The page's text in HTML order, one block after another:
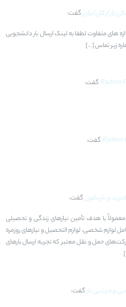
بار از کل ایرانگفت:
های متفاوت لطفا به لینک ارسال بار دانشجویی
زیر تماس […]
گفت:
گفت:
و بارسلونگفت:
معمولاً با هدف تأمین نیازهای زندگی و تحصیلی
لوازم شخصی، لوازم التحصیل و نیازهای روزمره
حمل و نقل معتبر که تجربه ارسال بارهای
و دریایی بارگفت: